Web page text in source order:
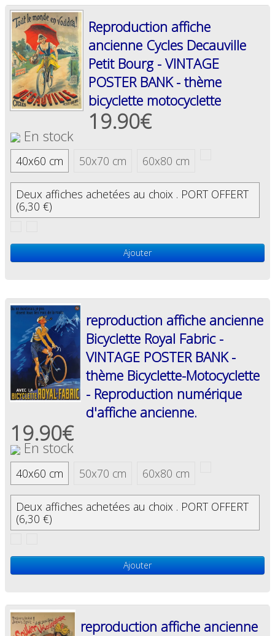
Reproduction affiche
ancienne Cycles Decauville
Petit Bourg - VINTAGE
POSTER BANK - thème
bicyclette motocyclette ​
19.90€
En stock
40x60 cm 50x70 cm 60x80 cm
Deux affiches achetées au choix . PORT OFFERT
(6,30 €)
Ajouter
reproduction affiche ancienne
Bicyclette Royal Fabric -
VINTAGE POSTER BANK -
thème Bicyclette-Motocyclette
- Reproduction numérique
d'affiche ancienne.
19.90€
En stock
40x60 cm 50x70 cm 60x80 cm
Deux affiches achetées au choix . PORT OFFERT
(6,30 €)
Ajouter
reproduction affiche ancienne